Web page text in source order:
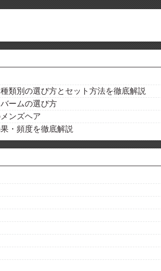
類別の選び方とセット方法を徹底解説
ームの選び方
ンズヘア
・頻度を徹底解説